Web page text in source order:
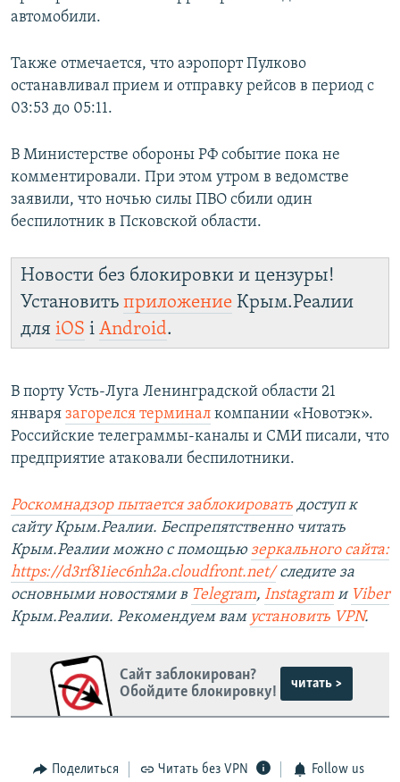
автомобили.
Также отмечается, что аэропорт Пулково
останавливал прием и отправку рейсов в период с
03:53 до 05:11.
В Министерстве обороны РФ событие пока не
комментировали. При этом утром в ведомстве
заявили, что ночью силы ПВО сбили один
беспилотник в Псковской области.
Новости без блокировки и цензуры!
Установить приложение Крым.Реалии
для iOS і Android.
В порту Усть-Луга Ленинградской области 21
января загорелся терминал компании «Новотэк».
Российские телеграммы-каналы и СМИ писали, что
предприятие атаковали беспилотники.
Роскомнадзор пытается заблокировать доступ к
сайту Крым.Реалии. Беспрепятственно читать
Крым.Реалии можно с помощью зеркального сайта:
https://d3rf81iec6nh2a.cloudfront.net/следите за
основными новостями в Telegram, Instagram и Viber
Крым.Реалии. Рекомендуем вам установить VPN.
Сайт заблокирован?
Обойдите блокировку!
читать >
Поделиться Читать без VPN Follow us